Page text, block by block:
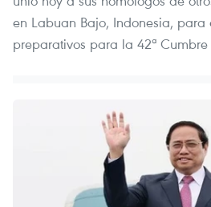
en Labuan Bajo, Indonesia, para
preparativos para la 42ª